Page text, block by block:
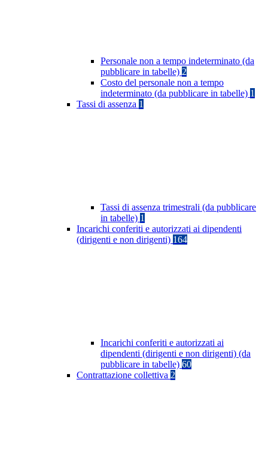
Personale non a tempo indeterminato (da
pubblicare in tabelle) 2
Costo del personale non a tempo
indeterminato (da pubblicare in tabelle) 1
Tassi di assenza 1
Tassi di assenza trimestrali (da pubblicare
in tabelle) 1
Incarichi conferiti e autorizzati ai dipendenti
(dirigenti e non dirigenti) 164
Incarichi conferiti e autorizzati ai
dipendenti (dirigenti e non dirigenti) (da
pubblicare in tabelle) 60
Contrattazione collettiva 2